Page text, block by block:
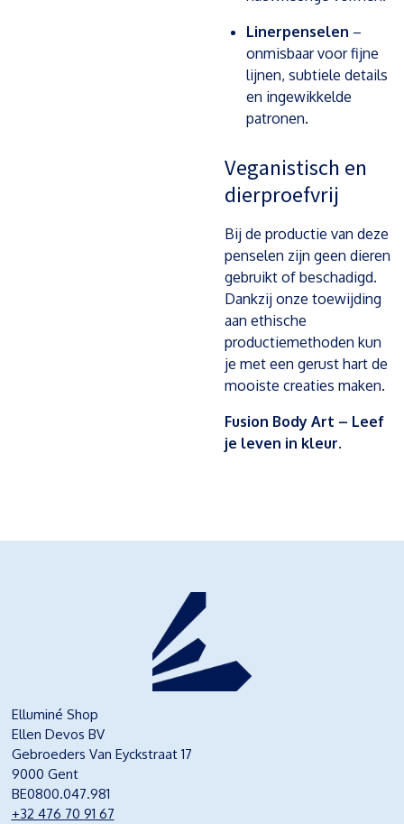
Linerpenselen –
onmisbaar voor fijne
lijnen, subtiele details
en ingewikkelde
patronen.
Veganistisch en
dierproefvrij
Bij de productie van deze
penselen zijn geen dieren
gebruikt of beschadigd.
Dankzij onze toewijding
aan ethische
productiemethoden kun
je met een gerust hart de
mooiste creaties maken.
Fusion Body Art – Leef
je leven in kleur.
Elluminé Shop
Ellen Devos BV
Gebroeders Van Eyckstraat 17
9000 Gent
BE0800.047.981
+32 476 70 91 67